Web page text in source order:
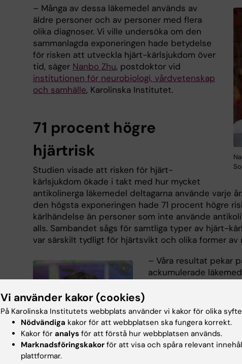
– Många av dessa läkemedel används av
äldre personer och av personer med flera
olika diagnoser. Vi ville undersöka om den
sammanlagda exponeringen hade betydelse
för risken att utveckla hjärt-kärlsjukdom över
tid, säger Nanbo Zhu, postdoktor vid
institutionen för neurobiologi, vårdvetenskap
och samhälle, Karolinska Institutet.
71 procent högre
hjärtrisk
Studien visade att risken för hjärt-
kärlsjukdom ökade i takt med hur mycket
antikolinerga läkemedel deltagarna använde varje
den högsta exponeringen hade 71 procent högre
kärlhändelse än personer som inte använde
alls. Sambandet sågs för samtliga typer av hjärt-
var särskilt tydligt för hjärtsvikt och olika former av
– Våra resultat pekar
ackumulerade
betyder inte att
undvikas, men att
följas noggrant, säger
biträdande lektor vid
Vi använder kakor (cookies)
På Karolinska Institutets webbplats använder vi kakor för olika
Nödvändiga kakor för att webbplatsen ska fungera korrekt.
Kakor för analys för att förstå hur webbplatsen används.
Marknadsföringskakor för att visa och spåra relevant
plattformar.